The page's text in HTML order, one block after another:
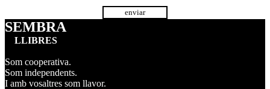
SEMBRA
LLIBRES
Som cooperativa.
Som independents.
I amb vosaltres som llavor.